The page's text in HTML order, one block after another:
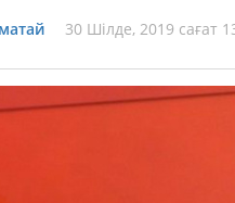
30 Шілде, 2019 сағат